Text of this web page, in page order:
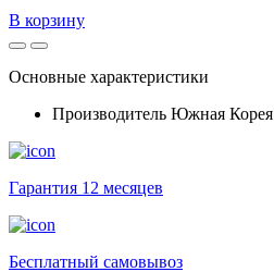
В корзину
Основные характеристики
Производитель Южная Корея
Гарантия 12 месяцев
Бесплатный самовывоз